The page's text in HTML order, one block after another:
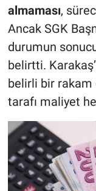
almaması,
Ancak SGK
durumun
belirtti.
belirli bir rakam
tarafı maliyet